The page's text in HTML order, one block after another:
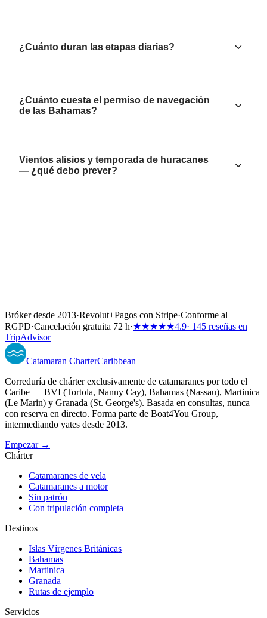
¿Cuánto duran las etapas diarias?
¿Cuánto cuesta el permiso de navegación
de las Bahamas?
Vientos alisios y temporada de huracanes
— ¿qué debo prever?
Bróker desde 2013·Revolut+Pagos con Stripe·Conforme al
RGPD·Cancelación gratuita 72 h·★★★★★4.9· 145 reseñas en
TripAdvisor
Catamaran CharterCaribbean
Correduría de chárter exclusivamente de catamaranes por todo el
Caribe — BVI (Tortola, Nanny Cay), Bahamas (Nassau), Martinica
(Le Marin) y Granada (St. George's). Basada en consultas, nunca
con reserva en directo. Forma parte de Boat4You Group,
intermediando yates desde 2013.
Empezar →
Chárter
Catamaranes de vela
Catamaranes a motor
Sin patrón
Con tripulación completa
Destinos
Islas Vírgenes Británicas
Bahamas
Martinica
Granada
Rutas de ejemplo
Servicios